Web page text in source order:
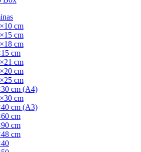
cm
cm
cm
cm
cm
cm
cm
cm (A4)
cm
cm (A3)
cm
cm
cm